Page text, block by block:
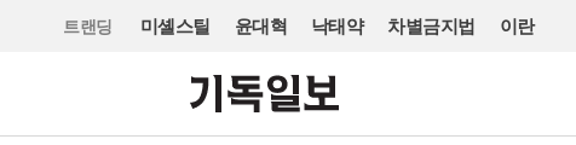
트랜딩 미셸스틸 윤대혁 낙태약 차별금지법 이란